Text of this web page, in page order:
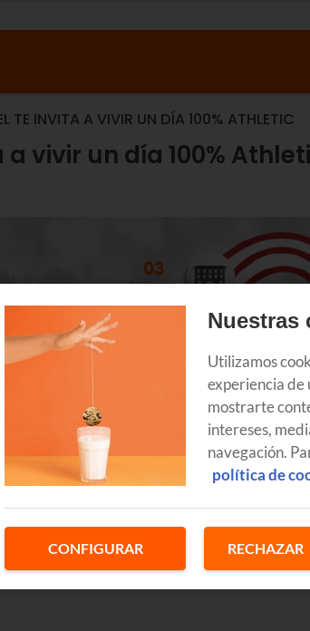
TE INVITA A VIVIR UN DÍA 100% ATHLETIC
vivir un día 100%
Nuestras
Utilizamos
experiencia de
mostrarte
intereses,
navegación.
política de
CONFIGURAR RECHAZAR